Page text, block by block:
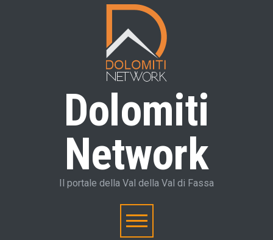
Dolomiti
Network
Il portale della Val della Val di Fassa